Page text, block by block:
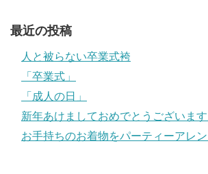
最近の投稿
人と被らない卒業式袴
「卒業式」
「成人の日」
新年あけましておめでとうございます
お手持ちのお着物をパーティーアレン